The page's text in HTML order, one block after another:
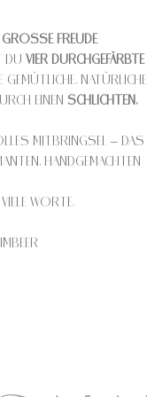
grosse Freude
du vier durchgefärbte
gemütliche, natürliche
einen schlichten,
Mitbringsel – das
handgemachten
viele Worte.